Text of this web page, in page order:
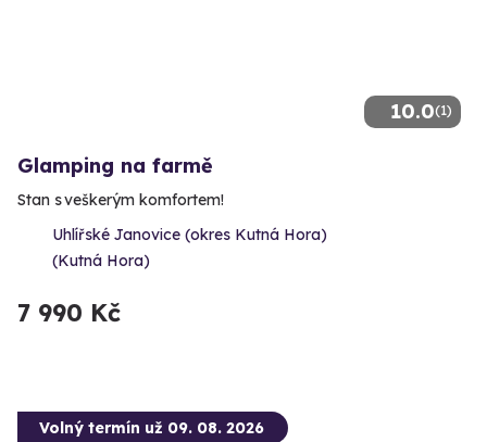
10.0(1)
Glamping na farmě
Stan s veškerým komfortem!
Uhlířské Janovice (okres Kutná Hora)
(Kutná Hora)
7 990 Kč
Volný termín už 09. 08. 2026